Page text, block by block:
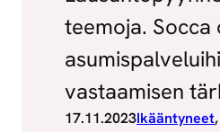
teemoja.
vastaamisen
17.11.2023Ikääntyneet,